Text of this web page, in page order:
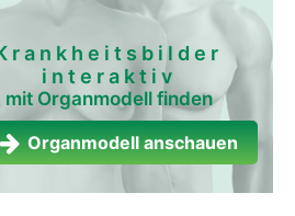
interaktiv
mit Organmodell finden
Organmodell anschauen